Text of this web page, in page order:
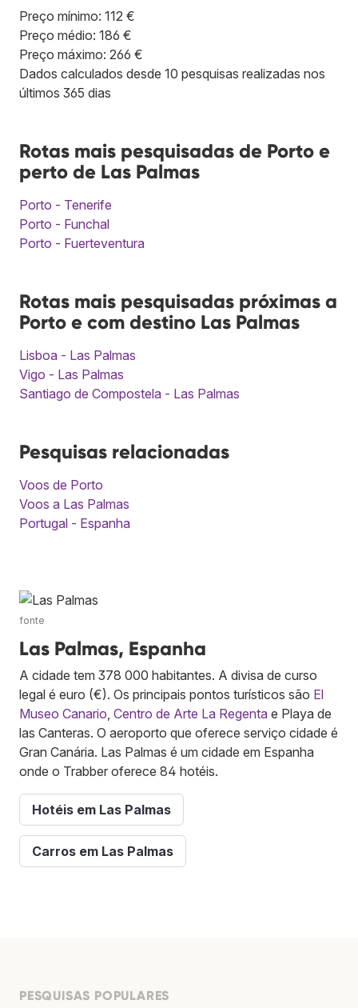
Preço mínimo: 112 €
Preço médio: 186 €
Preço máximo: 266 €
Dados calculados desde 10 pesquisas realizadas nos
últimos 365 dias
Rotas mais pesquisadas de Porto e
perto de Las Palmas
Porto - Tenerife
Porto - Funchal
Porto - Fuerteventura
Rotas mais pesquisadas próximas a
Porto e com destino Las Palmas
Lisboa - Las Palmas
Vigo - Las Palmas
Santiago de Compostela - Las Palmas
Pesquisas relacionadas
Voos de Porto
Voos a Las Palmas
Portugal - Espanha
fonte
Las Palmas, Espanha
A cidade tem 378 000 habitantes. A divisa de curso
legal é euro (€). Os principais pontos turísticos são El
Museo Canario Centro de Arte La Regenta e Playa de
las Canteras. O aeroporto que oferece serviço cidade é
Gran Canária. Las Palmas é um cidade em Espanha
onde o Trabber oferece 84 hotéis.
Hotéis em Las Palmas
Carros em Las Palmas
PESQUISAS POPULARES